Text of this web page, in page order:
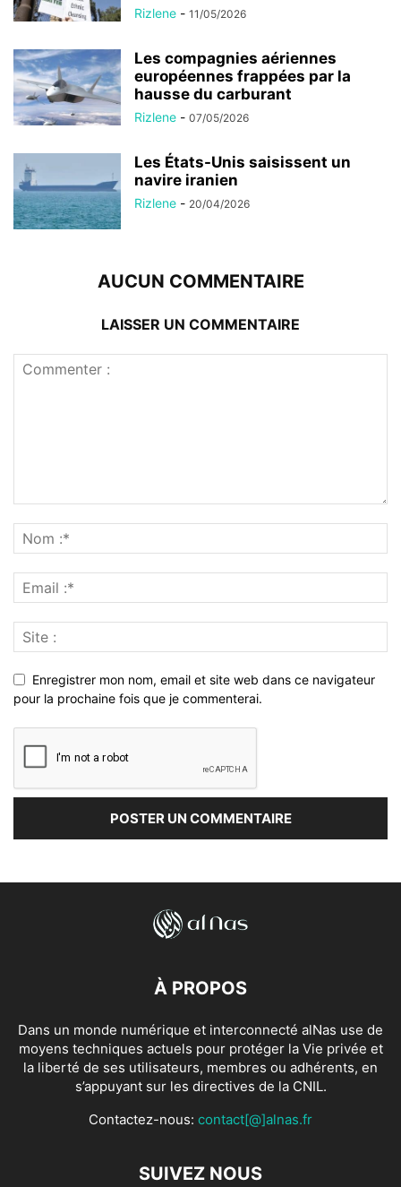
Rizlene - 11/05/2026
Les compagnies aériennes
européennes frappées par la
hausse du carburant
Rizlene - 07/05/2026
Les États-Unis saisissent un
navire iranien
Rizlene - 20/04/2026
AUCUN COMMENTAIRE
LAISSER UN COMMENTAIRE
Enregistrer mon nom, email et site web dans ce navigateur
pour la prochaine fois que je commenterai.
À PROPOS
Dans un monde numérique et interconnecté alNas use de
moyens techniques actuels pour protéger la Vie privée et
la liberté de ses utilisateurs, membres ou adhérents, en
s’appuyant sur les directives de la CNIL.
Contactez-nous: contact[@]alnas.fr
SUIVEZ NOUS